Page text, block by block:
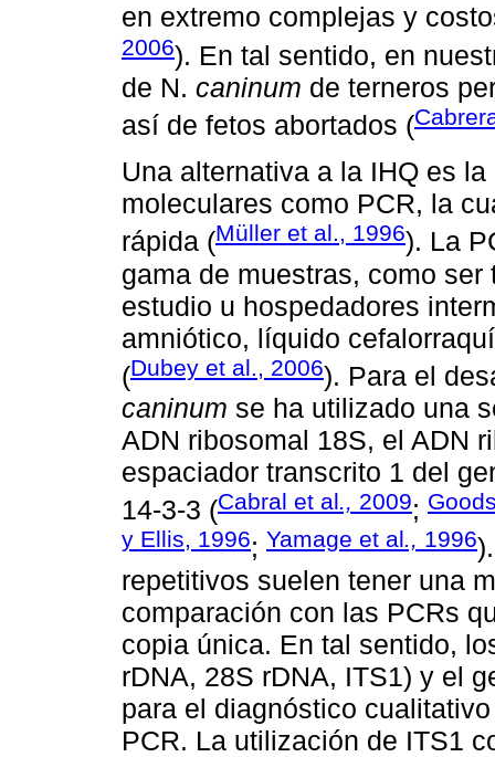
en extremo complejas y
2006). En tal sentido, en
de N. caninum de terneros
así de fetos abortados (
Una alternativa a la IHQ es
moleculares como PCR, la
rápida (Müller et al., 1996). La
gama de muestras, como
estudio u hospedadores
amniótico, líquido
(Dubey et al., 2006). Para el
caninum se ha utilizado una
ADN ribosomal 18S, el ADN
espaciador transcrito 1 del
14-3-3 (Cabral et al., 2009;
y Ellis, 1996; Yamage et al., 1996
repetitivos suelen tener una
comparación con las PCRs
copia única. En tal sentido,
rDNA, 28S rDNA, ITS1) y el
para el diagnóstico
PCR. La utilización de ITS1